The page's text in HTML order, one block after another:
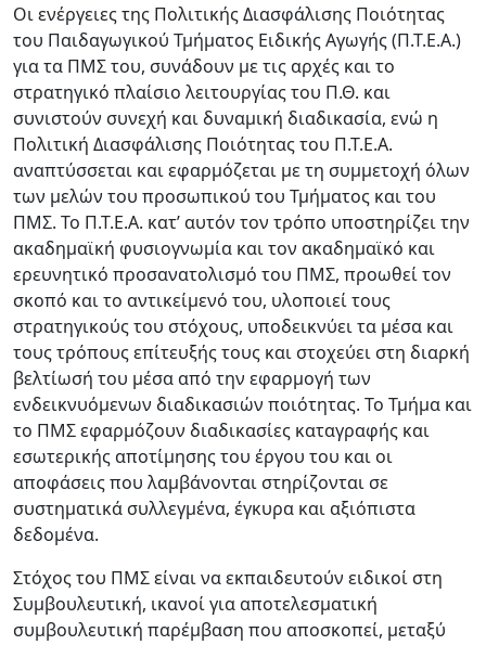
Οι ενέργειες της Πολιτικής Διασφάλισης Ποιότητας
του Παιδαγωγικού Τμήματος Ειδικής Αγωγής (Π.Τ.Ε.Α.)
για τα ΠΜΣ του, συνάδουν με τις αρχές και το
στρατηγικό πλαίσιο λειτουργίας του Π.Θ. και
συνιστούν συνεχή και δυναμική διαδικασία, ενώ η
Πολιτική Διασφάλισης Ποιότητας του Π.Τ.Ε.Α.
αναπτύσσεται και εφαρμόζεται με τη συμμετοχή όλων
των μελών του προσωπικού του Τμήματος και του
ΠΜΣ. Το Π.Τ.Ε.Α. κατ’ αυτόν τον τρόπο υποστηρίζει την
ακαδημαϊκή φυσιογνωμία και τον ακαδημαϊκό και
ερευνητικό προσανατολισμό του ΠΜΣ, προωθεί τον
σκοπό και το αντικείμενό του, υλοποιεί τους
στρατηγικούς του στόχους, υποδεικνύει τα μέσα και
τους τρόπους επίτευξής τους και στοχεύει στη διαρκή
βελτίωσή του μέσα από την εφαρμογή των
ενδεικνυόμενων διαδικασιών ποιότητας. Το Τμήμα και
το ΠΜΣ εφαρμόζουν διαδικασίες καταγραφής και
εσωτερικής αποτίμησης του έργου του και οι
αποφάσεις που λαμβάνονται στηρίζονται σε
συστηματικά συλλεγμένα, έγκυρα και αξιόπιστα
δεδομένα.
Στόχος του ΠΜΣ είναι να εκπαιδευτούν ειδικοί στη
Συμβουλευτική, ικανοί για αποτελεσματική
συμβουλευτική παρέμβαση που αποσκοπεί, μεταξύ